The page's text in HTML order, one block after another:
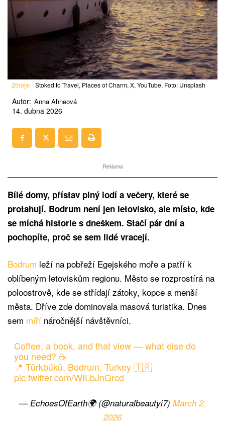
Zdroje: Stoked to Travel, Places of Charm, X, YouTube, Foto: Unsplash
Autor: Anna Ahneová
14. dubna 2026
Reklama
Bílé domy, přístav plný lodí a večery, které se
protahují. Bodrum není jen letovisko, ale místo, kde
se míchá historie s dneškem. Stačí pár dní a
pochopíte, proč se sem lidé vracejí.
Bodrum leží na pobřeží Egejského moře a patří k
oblíbeným letoviskům regionu. Město se rozprostírá na
poloostrově, kde se střídají zátoky, kopce a menší
města. Dříve zde dominovala masová turistika. Dnes
sem míří náročnější návštěvníci.
Coffee, a book, and that view — what else do
you need? ☕
📍 Türkbükü, Bodrum, Turkey 🇹🇷
pic.twitter.com/WILbJnGrcd
— EchoesOfEarth🌍 (@naturalbeautyi7) March 2,
2026